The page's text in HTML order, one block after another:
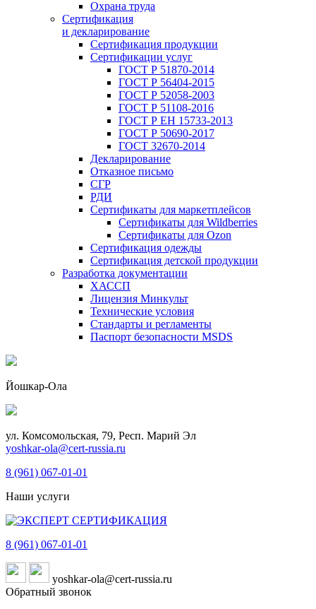
Охрана труда
Сертификация
и декларирование
Сертификация продукции
Сертификации услуг
ГОСТ Р 51870-2014
ГОСТ Р 56404-2015
ГОСТ Р 52058-2003
ГОСТ Р 51108-2016
ГОСТ Р ЕН 15733-2013
ГОСТ Р 50690-2017
ГОСТ 32670-2014
Декларирование
Отказное письмо
СГР
РДИ
Сертификаты для маркетплейсов
Сертификаты для Wildberries
Сертификаты для Ozon
Сертификация одежды
Сертификация детской продукции
Разработка документации
ХАССП
Лицензия Минкульт
Технические условия
Стандарты и регламенты
Паспорт безопасности MSDS
Йошкар-Ола
ул. Комсомольская, 79, Респ. Марий Эл
yoshkar-ola@cert-russia.ru
8 (961) 067-01-01
Наши услуги
8 (961) 067-01-01
yoshkar-ola@cert-russia.ru
Обратный звонок